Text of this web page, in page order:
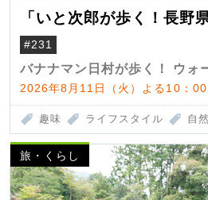
「いと次郎が歩く！長野
#231
バナナマン日村が歩く！ ウォ
2026年8月11日（火）よる10：
趣味 ライフスタイル 自
旅・くらし